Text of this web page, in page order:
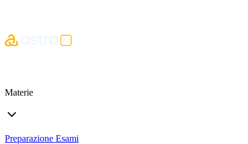
Materie
Preparazione Esami